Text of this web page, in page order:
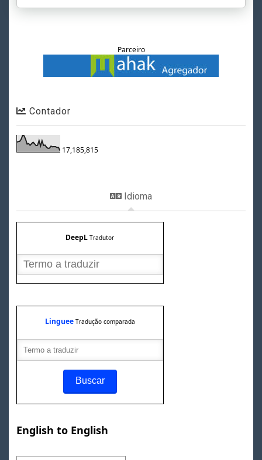
Parceiro
Contador
17,185,815
Idioma
DeepL Tradutor
Linguee Tradução comparada
English to English